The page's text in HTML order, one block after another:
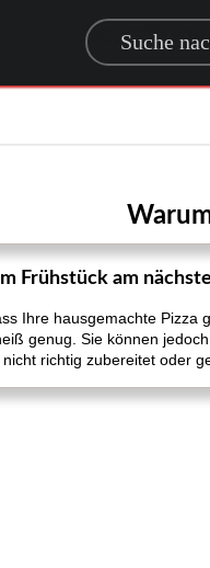
Search for
Frühstück am
Ihre hausgemachte Pizza
genug. Sie können
richtig zubereitet oder